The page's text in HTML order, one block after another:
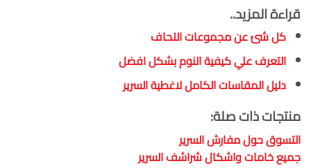
قراءة المزيد..
كل شئ عن مجموعات اللحاف
التعرف علي كيفية النوم بشكل افضل
دليل المقاسات الكامل لاغطية السرير
منتجات ذات صلة:
التسوق حول مفارش السرير
جميع خامات واشكال شراشف السرير